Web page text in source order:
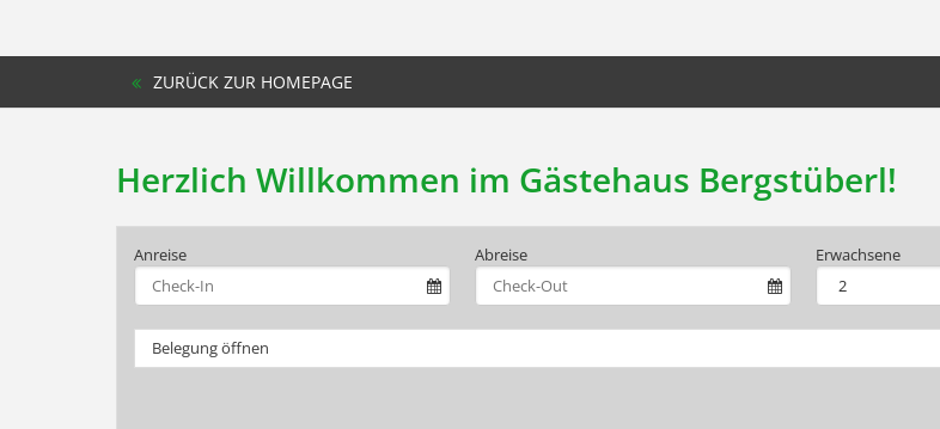
ZURÜCK ZUR HOMEPAGE
Herzlich Willkommen im Gästehaus Bergstüberl!
Anreise Abreise Erwachsene
Belegung öffnen